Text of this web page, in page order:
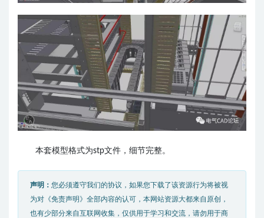
本套模型格式为stp文件，细节完整。
声明： 您必须遵守我们的协议，如果您下载了该资源行为将被视
为对《免责声明》全部内容的认可，本网站资源大都来自原创，
也有少部分来自互联网收集，仅供用于学习和交流，请勿用于商